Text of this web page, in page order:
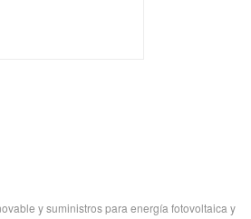
y suministros para energía fotovoltaica y